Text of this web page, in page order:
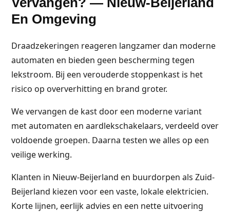
En Omgeving
Draadzekeringen reageren langzamer dan moderne
automaten en bieden geen bescherming tegen
lekstroom. Bij een verouderde stoppenkast is het
risico op oververhitting en brand groter.
We vervangen de kast door een moderne variant
met automaten en aardlekschakelaars, verdeeld over
voldoende groepen. Daarna testen we alles op een
veilige werking.
Klanten in Nieuw-Beijerland en buurdorpen als Zuid-
Beijerland kiezen voor een vaste, lokale elektricien.
Korte lijnen, eerlijk advies en een nette uitvoering